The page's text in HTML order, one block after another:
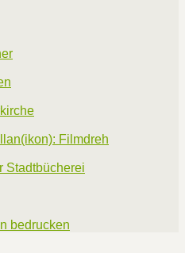
Filmdreh
Stadtbücherei
bedrucken